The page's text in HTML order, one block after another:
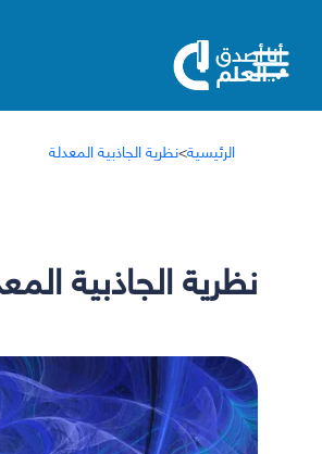
الرئيسية>نظرية الجاذبية المعدلة
نظرية الجاذبية